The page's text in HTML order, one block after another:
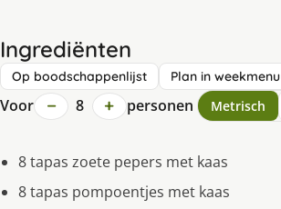
Ingrediënten
Op boodschappenlijst Plan in weekmenu
Voor − 8 + personen Metrisch
8 tapas zoete pepers met kaas
8 tapas pompoentjes met kaas